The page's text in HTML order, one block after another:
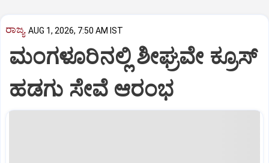
ರಾಜ್ಯ AUG 1, 2026, 7:50 AM IST
ಮಂಗಳೂರಿನಲ್ಲಿ ಶೀಘ್ರವೇ ಕ್ರೂಸ್‌
ಹಡಗು ಸೇವೆ ಆರಂಭ